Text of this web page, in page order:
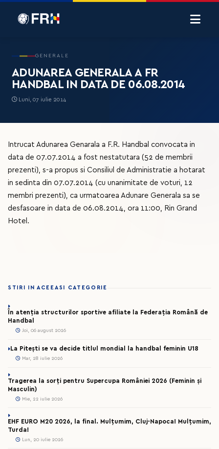
GENERALE
ADUNAREA GENERALA A FR
HANDBAL IN DATA DE 06.08.2014
Luni, 07 iulie 2014
Intrucat Adunarea Genarala a F.R. Handbal convocata in
data de 07.07.2014 a fost nestatutara (52 de membrii
prezenti), s-a propus si Consiliul de Administratie a hotarat
in sedinta din 07.07.2014 (cu unanimitate de voturi, 12
membri prezenti), ca urmatoarea Adunare Generala sa se
desfasoare in data de 06.08.2014, ora 11:00, Rin Grand
Hotel.
STIRI IN ACEEASI CATEGORIE
În atenția structurilor sportive afiliate la Federația Română de
Handbal
Joi, 06 august 2026
La Pitești se va decide titlul mondial la handbal feminin U18
Mar, 28 iulie 2026
Tragerea la sorți pentru Supercupa României 2026 (Feminin și
Masculin)
Mie, 22 iulie 2026
EHF EURO M20 2026, la final. Mulțumim, Cluj-Napoca! Mulțumim,
Turda!
Lun, 20 iulie 2026